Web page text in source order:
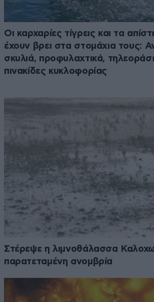
Οι καρχαρίες τίγρεις και τα
έχουν βρει στα στομάχια τους:
σκυλιά, προφυλαχτικά,
πινακίδες κυκλοφορίας
Στέρεψε η λιμνοθάλασσα
παρατεταμένη ανομβρία